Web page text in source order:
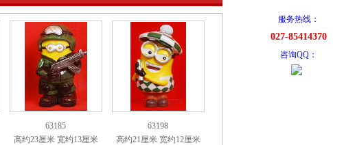
服务热线：
027-85414370
咨询QQ：
63185
高约23厘米 宽约13厘米
63198
高约21厘米 宽约12厘米